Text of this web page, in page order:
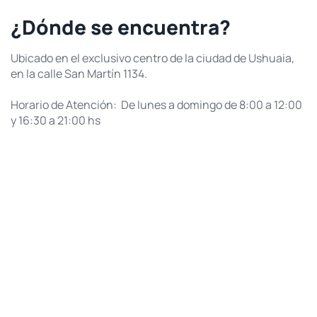
¿Dónde se encuentra?
Ubicado en el exclusivo centro de la ciudad de Ushuaia,
en la calle San Martín 1134.
Horario de Atención: De lunes a domingo de 8:00 a 12:00
y 16:30 a 21:00 hs